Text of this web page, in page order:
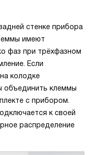
стенке прибора
имеют
фаз при трёхфазном
Если
колодке
объединить клеммы
с прибором.
к своей
распределение